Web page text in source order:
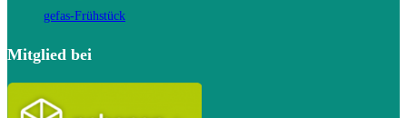
gefas-Frühstück
Mitglied bei